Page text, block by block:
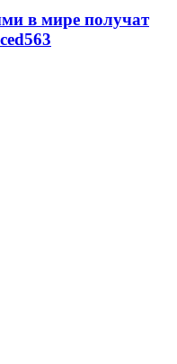
в мире получат
563